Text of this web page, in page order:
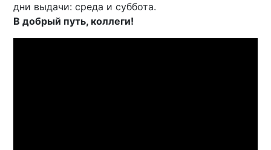
дни выдачи: среда и суббота.
В добрый путь, коллеги!